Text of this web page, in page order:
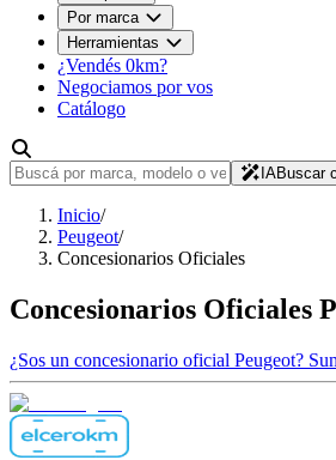
Por marca
Herramientas
¿Vendés 0km?
Negociamos por vos
Catálogo
IABuscar
Inicio/
Peugeot/
Concesionarios Oficiales
Concesionarios Oficiales
¿Sos un concesionario oficial Peugeot?